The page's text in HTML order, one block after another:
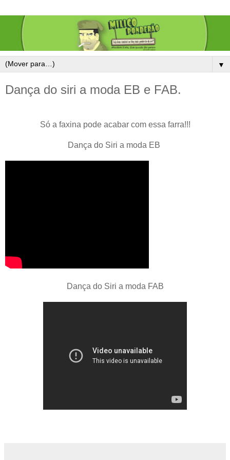
▼
Dança do siri a moda EB e FAB.
Só a faxina pode acabar com essa farra!!!
Dança do Siri a moda EB
Dança do Siri a moda FAB